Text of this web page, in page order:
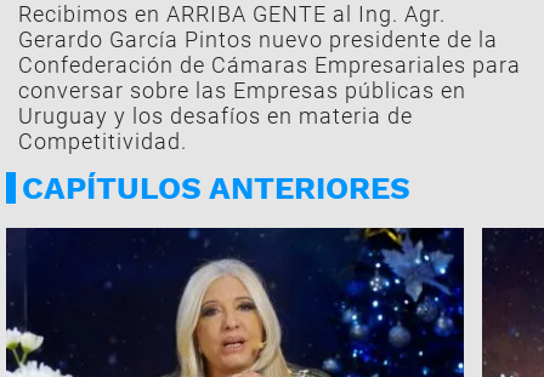
Recibimos en ARRIBA GENTE al Ing. Agr.
Gerardo García Pintos nuevo presidente de la
Confederación de Cámaras Empresariales para
conversar sobre las Empresas públicas en
Uruguay y los desafíos en materia de
Competitividad.
CAPÍTULOS ANTERIORES